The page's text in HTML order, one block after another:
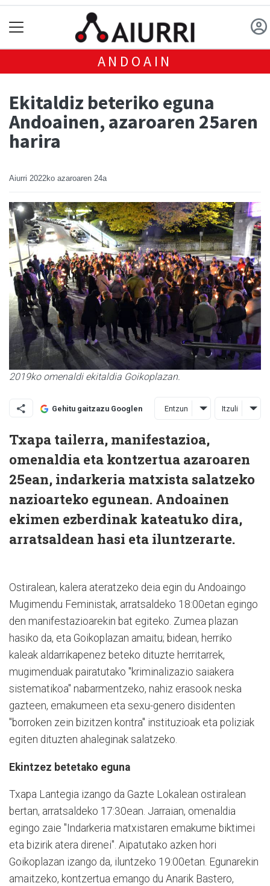
ANDOAIN
Ekitaldiz beteriko eguna
Andoainen, azaroaren 25aren
harira
Aiurri 2022ko azaroaren 24a
2019ko omenaldi ekitaldia Goikoplazan.
Gehitu gaitzazu Googlen Entzun Itzuli
Txapa tailerra, manifestazioa,
omenaldia eta kontzertua azaroaren
25ean, indarkeria matxista salatzeko
nazioarteko egunean. Andoainen
ekimen ezberdinak kateatuko dira,
arratsaldean hasi eta iluntzerarte.
Ostiralean, kalera ateratzeko deia egin du Andoaingo
Mugimendu Feministak, arratsaldeko 18:00etan egingo
den manifestazioarekin bat egiteko. Zumea plazan
hasiko da, eta Goikoplazan amaitu; bidean, herriko
kaleak aldarrikapenez beteko dituzte herritarrek,
mugimenduak pairatutako "kriminalizazio saiakera
sistematikoa" nabarmentzeko, nahiz erasook neska
gazteen, emakumeen eta sexu-genero disidenten
"borroken zein bizitzen kontra" instituzioak eta poliziak
egiten dituzten ahaleginak salatzeko.
Ekintzez betetako eguna
Txapa Lantegia izango da Gazte Lokalean ostiralean
bertan, arratsaldeko 17:30ean. Jarraian, omenaldia
egingo zaie "Indarkeria matxistaren emakume biktimei
eta bizirik atera direnei". Aipatutako azken hori
Goikoplazan izango da, iluntzeko 19:00etan. Egunarekin
amaitzeko, kontzertua emango du Anarik Bastero,